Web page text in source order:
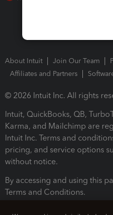
About Intuit Join Our Team
Affiliates and Partners
© 2026 Intuit Inc. All rights
Intuit, QuickBooks, QB,
Karma, and Mailchimp are
Intuit Inc. Terms and
pricing, and service options
without notice.
By accessing and using this
Terms and Conditions.